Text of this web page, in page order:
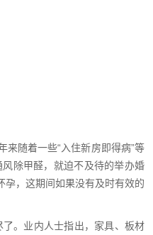
随着一些“入住新房即得病”等
除甲醛，就迫不及待的举办婚
，这期间如果没有及时有效的
。业内人士指出，家具、板材